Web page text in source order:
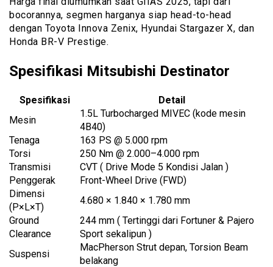
bocorannya, segmen harganya siap head-to-head
dengan Toyota Innova Zenix, Hyundai Stargazer X, dan
Honda BR-V Prestige.
Spesifikasi Mitsubishi Destinator
Spesifikasi
Detail
Mesin
1.5L Turbocharged MIVEC (kode mesin
4B40)
Tenaga
163 PS @ 5.000 rpm
Torsi
250 Nm @ 2.000–4.000 rpm
Transmisi
CVT ( Drive Mode 5 Kondisi Jalan )
Penggerak
Front-Wheel Drive (FWD)
Dimensi
(P×L×T)
4.680 × 1.840 × 1.780 mm
Ground
Clearance
244 mm ( Tertinggi dari Fortuner & Pajero
Sport sekalipun )
Suspensi
MacPherson Strut depan, Torsion Beam
belakang